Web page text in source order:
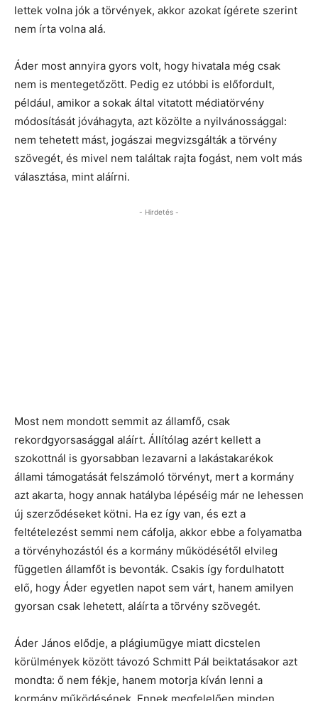
lettek volna jók a törvények, akkor azokat ígérete szerint
nem írta volna alá.
Áder most annyira gyors volt, hogy hivatala még csak
nem is mentegetőzött. Pedig ez utóbbi is előfordult,
például, amikor a sokak által vitatott médiatörvény
módosítását jóváhagyta, azt közölte a nyilvánossággal:
nem tehetett mást, jogászai megvizsgálták a törvény
szövegét, és mivel nem találtak rajta fogást, nem volt más
választása, mint aláírni.
- Hirdetés -
Most nem mondott semmit az államfő, csak
rekordgyorsasággal aláírt. Állítólag azért kellett a
szokottnál is gyorsabban lezavarni a lakástakarékok
állami támogatását felszámoló törvényt, mert a kormány
azt akarta, hogy annak hatályba lépéséig már ne lehessen
új szerződéseket kötni. Ha ez így van, és ezt a
feltételezést semmi nem cáfolja, akkor ebbe a folyamatba
a törvényhozástól és a kormány működésétől elvileg
független államfőt is bevonták. Csakis így fordulhatott
elő, hogy Áder egyetlen napot sem várt, hanem amilyen
gyorsan csak lehetett, aláírta a törvény szövegét.
Áder János elődje, a plágiumügye miatt dicstelen
körülmények között távozó Schmitt Pál beiktatásakor azt
mondta: ő nem fékje, hanem motorja kíván lenni a